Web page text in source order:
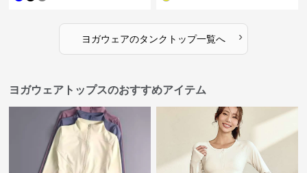
ヨガウェアのタンクトップ一覧へ ›
ヨガウェアトップスのおすすめアイテム